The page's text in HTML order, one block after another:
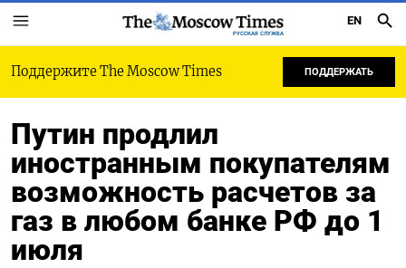
РУССКАЯ СЛУЖБА
EN
Поддержите The Moscow Times ПОДДЕРЖАТЬ
Путин продлил
иностранным покупателям
возможность расчетов за
газ в любом банке РФ до 1
июля